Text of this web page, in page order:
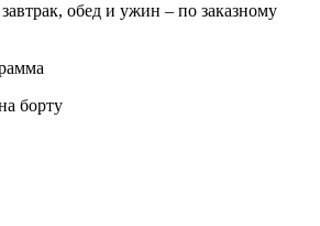
обед и ужин – по заказному
борту